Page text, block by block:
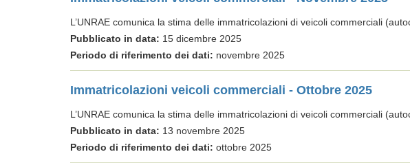
L’UNRAE comunica la stima delle immatricolazioni di veicoli commerciali
Pubblicato in data: 15 dicembre 2025
Periodo di riferimento dei dati: novembre 2025
Immatricolazioni veicoli commerciali - Ottobre 2025
L’UNRAE comunica la stima delle immatricolazioni di veicoli commerciali
Pubblicato in data: 13 novembre 2025
Periodo di riferimento dei dati: ottobre 2025